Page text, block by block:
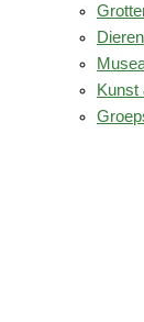
Kunst